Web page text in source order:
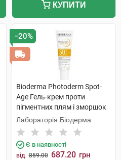
КУПИТИ
−20%
Bioderma Photoderm Spot-
Age Гель-крем проти
пігментних плям і зморшок
SPF50+ 40 мл 1 туба
Лабораторія Біодерма
Є в наявності
від 859.00 687.20 грн